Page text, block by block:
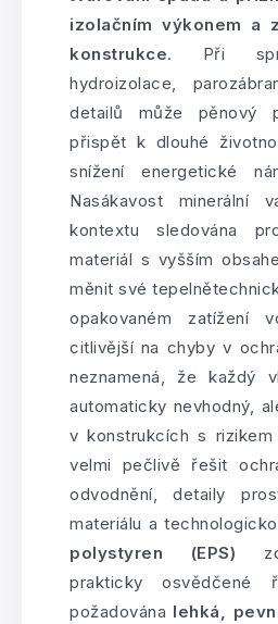
izolačním výkonem a
konstrukce. Při
hydroizolace,
detailů může pěnový
přispět k dlouhé
snížení energetické
Nasákavost
kontextu sledována
materiál s vyšším
měnit své
opakovaném zatížení
citlivější na chyby v
neznamená, že každý
automaticky nevhodný,
v konstrukcích s
velmi pečlivě řešit
odvodnění, detaily
materiálu a
polystyren (EPS)
prakticky osvědčené
požadována lehká,